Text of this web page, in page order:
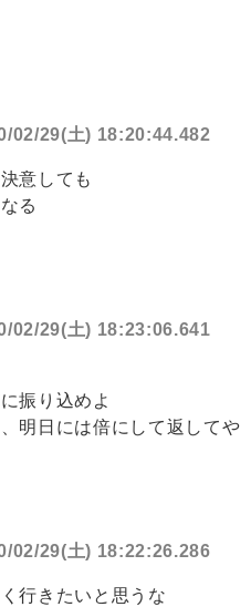
02/29(土) 18:20:44.482
意しても
る
02/29(土) 18:23:06.641
振り込めよ
明日には倍にして返してや
02/29(土) 18:22:26.286
行きたいと思うな